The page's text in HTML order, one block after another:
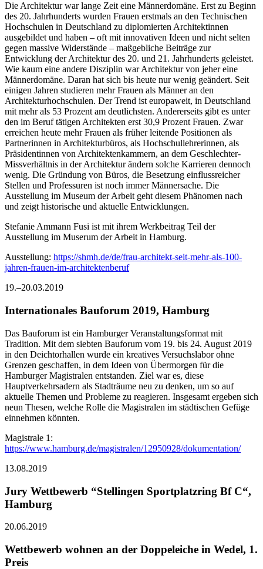
Die Architektur war lange Zeit eine Männerdomäne. Erst zu Beginn
des 20. Jahrhunderts wurden Frauen erstmals an den Technischen
Hochschulen in Deutschland zu diplomierten Architektinnen
ausgebildet und haben – oft mit innovativen Ideen und nicht selten
gegen massive Widerstände – maßgebliche Beiträge zur
Entwicklung der Architektur des 20. und 21. Jahrhunderts geleistet.
Wie kaum eine andere Disziplin war Architektur von jeher eine
Männerdomäne. Daran hat sich bis heute nur wenig geändert. Seit
einigen Jahren studieren mehr Frauen als Männer an den
Architekturhochschulen. Der Trend ist europaweit, in Deutschland
mit mehr als 53 Prozent am deutlichsten. Andererseits gibt es unter
den im Beruf tätigen Architekten erst 30,9 Prozent Frauen. Zwar
erreichen heute mehr Frauen als früher leitende Positionen als
Partnerinnen in Architekturbüros, als Hochschullehrerinnen, als
Präsidentinnen von Architektenkammern, an dem Geschlechter-
Missverhältnis in der Architektur ändern solche Karrieren dennoch
wenig. Die Gründung von Büros, die Besetzung einflussreicher
Stellen und Professuren ist noch immer Männersache. Die
Ausstellung im Museum der Arbeit geht diesem Phänomen nach
und zeigt historische und aktuelle Entwicklungen.
Stefanie Ammann Fusi ist mit ihrem Werkbeitrag Teil der
Ausstellung im Muserum der Arbeit in Hamburg.
Ausstellung: https://shmh.de/de/frau-architekt-seit-mehr-als-100-
jahren-frauen-im-architektenberuf
19.–20.03.2019
Internationales Bauforum 2019, Hamburg
Das Bauforum ist ein Hamburger Veranstaltungsformat mit
Tradition. Mit dem siebten Bauforum vom 19. bis 24. August 2019
in den Deichtorhallen wurde ein kreatives Versuchslabor ohne
Grenzen geschaffen, in dem Ideen von Übermorgen für die
Hamburger Magistralen entstanden. Ziel war es, diese
Hauptverkehrsadern als Stadträume neu zu denken, um so auf
aktuelle Themen und Probleme zu reagieren. Insgesamt ergeben sich
neun Thesen, welche Rolle die Magistralen im städtischen Gefüge
einnehmen könnten.
Magistrale 1:
https://www.hamburg.de/magistralen/12950928/dokumentation/
13.08.2019
Jury Wettbewerb “Stellingen Sportplatzring Bf C“,
Hamburg
20.06.2019
Wettbewerb wohnen an der Doppeleiche in Wedel, 1.
Preis